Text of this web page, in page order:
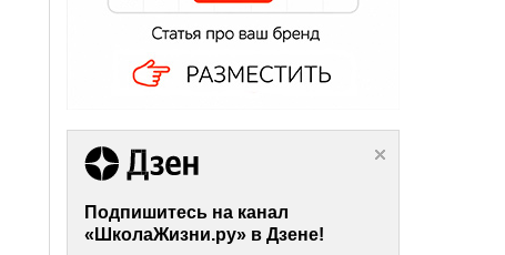
Подпишитесь на канал
«ШколаЖизни.ру» в Дзене!